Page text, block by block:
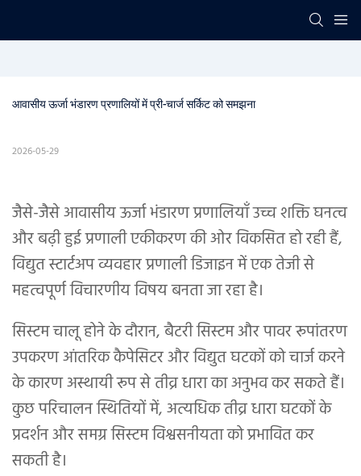
आवासीय ऊर्जा भंडारण प्रणालियों में प्री-चार्ज सर्किट को समझना
2026-05-29
जैसे-जैसे आवासीय ऊर्जा भंडारण प्रणालियाँ उच्च शक्ति घनत्व
और बढ़ी हुई प्रणाली एकीकरण की ओर विकसित हो रही हैं,
विद्युत स्टार्टअप व्यवहार प्रणाली डिजाइन में एक तेजी से
महत्वपूर्ण विचारणीय विषय बनता जा रहा है।
सिस्टम चालू होने के दौरान, बैटरी सिस्टम और पावर रूपांतरण
उपकरण आंतरिक कैपेसिटर और विद्युत घटकों को चार्ज करने
के कारण अस्थायी रूप से तीव्र धारा का अनुभव कर सकते हैं।
कुछ परिचालन स्थितियों में, अत्यधिक तीव्र धारा घटकों के
प्रदर्शन और समग्र सिस्टम विश्वसनीयता को प्रभावित कर
सकती है।